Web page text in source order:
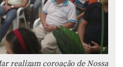
realizam coroação de Nossa